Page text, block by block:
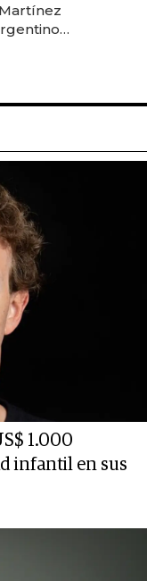
1.000
infantil en sus